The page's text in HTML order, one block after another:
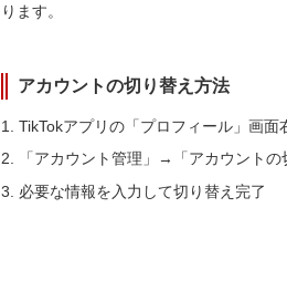
ります。
アカウントの切り替え方法
TikTokアプリの「プロフィール」画
「アカウント管理」→「アカウント
必要な情報を入力して切り替え完了